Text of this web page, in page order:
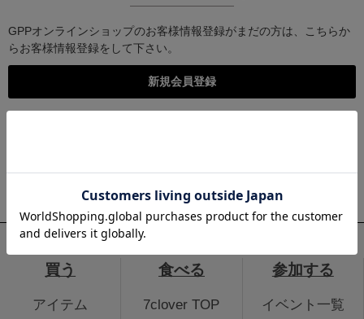
GPPオンラインショップのお客様情報登録がまだの方は、こちらか
らお客様情報登録をして下さい。
法人のお客さまはこちら
買う
アイテム
食べる
7clover TOP
参加する
イベント一覧